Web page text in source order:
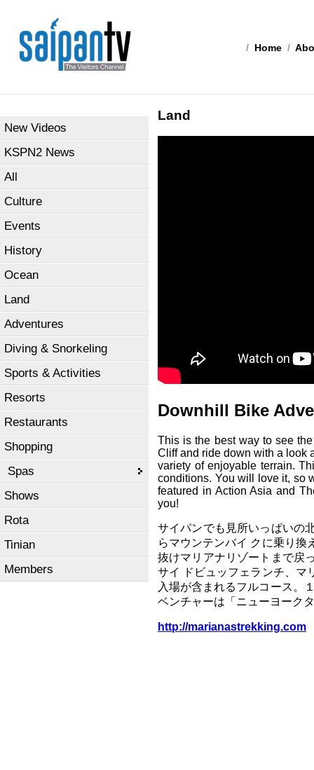
/ Home /
New Videos
KSPN2 News
All
Culture
Events
History
Ocean
Land
Adventures
Diving & Snorkeling
Sports & Activities
Resorts
Restaurants
Shopping
Spas
Shows
Rota
Tinian
Members
Land
Downhill Bike
This is the best way to see
Cliff and ride down with a look
variety of enjoyable terrain.
conditions. You will love it, so
featured in Action Asia and
you!
サイパンでも見所いっぱいの
らマウンテンバイ クに乗り換
抜けマリアナリゾートまで戻
サイ ドビュッフェランチ、マ
入場が含まれるフルコース。
ベンチャーは「ニューヨーク
http://marianastrekking.com